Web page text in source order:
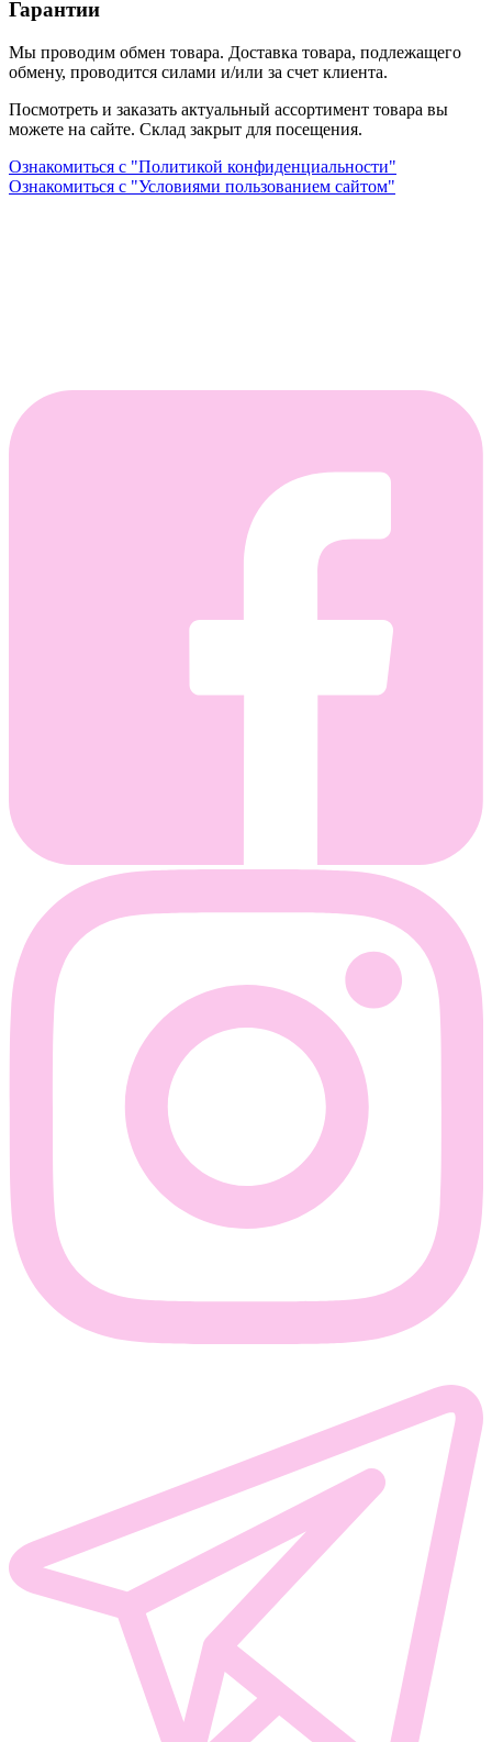
Гарантии
Мы проводим обмен товара. Доставка товара, подлежащего
обмену, проводится силами и/или за счет клиента.
Посмотреть и заказать актуальный ассортимент товара вы
можете на сайте. Склад закрыт для посещения.
Ознакомиться с "Политикой конфиденциальности"
Ознакомиться с "Условиями пользованием сайтом"